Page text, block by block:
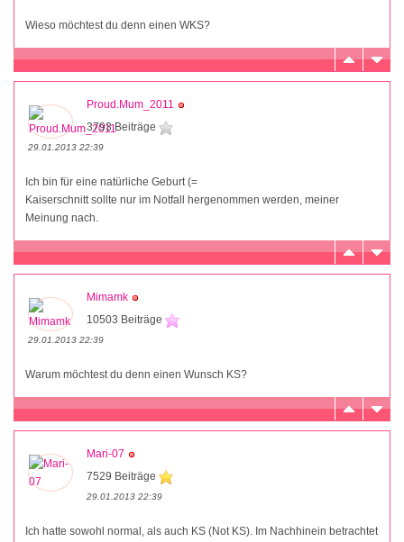
Wieso möchtest du denn einen WKS?
Proud.Mum_2011
3793 Beiträge
29.01.2013 22:39
Ich bin für eine natürliche Geburt (=
Kaiserschnitt sollte nur im Notfall hergenommen werden, meiner
Meinung nach.
Mimamk
10503 Beiträge
29.01.2013 22:39
Warum möchtest du denn einen Wunsch KS?
Mari-07
7529 Beiträge
29.01.2013 22:39
Ich hatte sowohl normal, als auch KS (Not KS). Im Nachhinein betrachtet